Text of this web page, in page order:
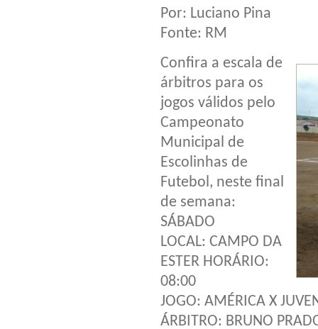
Por: Luciano Pina
Fonte: RM
Confira a escala de
árbitros para os
jogos válidos pelo
Campeonato
Municipal de
Escolinhas de
Futebol, neste final
de semana:
SÁBADO
LOCAL: CAMPO DA
ESTER HORÁRIO:
08:00
JOGO: AMÉRICA X
ÁRBITRO: BRUNO